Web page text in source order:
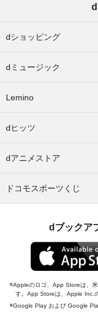
dショッピング
dミュージック
Lemino
dヒッツ
dアニメストア
ドコモスポーツくじ
dブックア
Appleのロゴ、App Storeは、
す。App Storeは、Apple Inc.
Google Play および Google